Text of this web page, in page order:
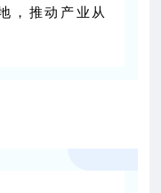
，推动产业从